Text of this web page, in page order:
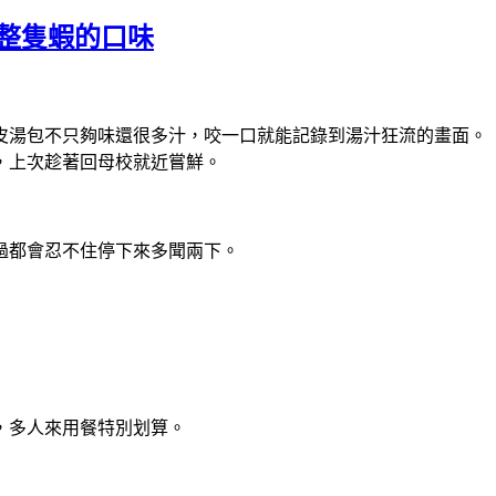
隻蝦的口味
湯包不只夠味還很多汁，咬一口就能記錄到湯汁狂流的畫面。
次趁著回母校就近嘗鮮。
會忍不住停下來多聞兩下。
人來用餐特別划算。